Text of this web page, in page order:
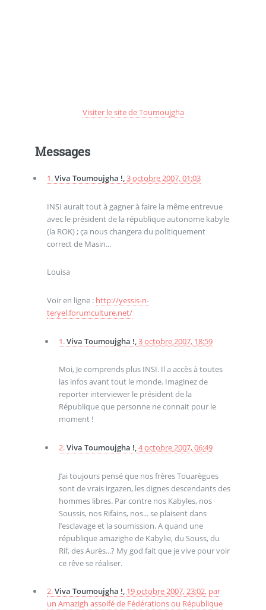
Visiter le site de Toumoujgha
Messages
1.Viva Toumoujgha !,3 octobre 2007, 01:03
INSI aurait tout à gagner à faire la même entrevue
avec le président de la république autonome kabyle
(la ROK) ; ça nous changera du politiquement
correct de Masin...
Louisa
Voir en ligne : http://yessis-n-
teryel.forumculture.net/
1.Viva Toumoujgha !, 3 octobre 2007, 18:59
Moi, Je comprends plus INSI. Il a accès à toutes
las infos avant tout le monde. Imaginez de
reporter interviewer le président de la
République que personne ne connait pour le
moment !
2.Viva Toumoujgha !,4 octobre 2007, 06:49
J’ai toujours pensé que nos frères Touarègues
sont de vrais irgazen, les dignes descendants des
hommes libres. Par contre nos Kabyles, nos
Soussis, nos Rifains, nos... se plaisent dans
l’esclavage et la soumission. A quand une
république amazighe de Kabylie, du Souss, du
Rif, des Aurès...? My god fait que je vive pour voir
ce rêve se réaliser.
2.Viva Toumoujgha !, 19 octobre 2007, 23:02, par
un Amazigh assoifé de Fédérations ou République